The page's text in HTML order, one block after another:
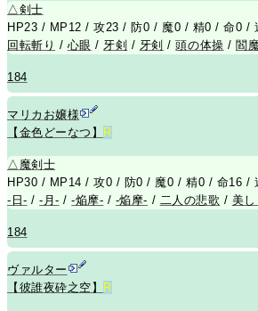
△剣士
HP23 / MP12 / 攻23 / 防0 / 魔0 / 精0 / 命0 /
回転斬り / 心眼 / 牙剣 / 牙剣 /頭の体操 / 閻
184
マリカお嬢様
【金色どーなつ】 R
△ 魔剣士
HP30 / MP14 / 攻0 / 防0 / 魔0 / 精0 / 命16 /
-日- /-月- /-焔摩- / -焔摩- / 二人の悲歌 / 美
184
ヴァルター
【彼誰夜砕之空】 R